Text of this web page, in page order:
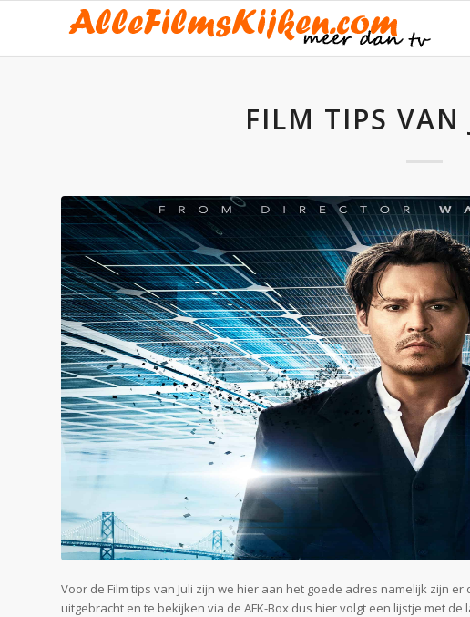
FILM TIPS
Voor de Film tips van Juli zijn we hier aan het goede adres namelijk zijn
uitgebracht en te bekijken via de AFK-Box dus hier volgt een lijstje met